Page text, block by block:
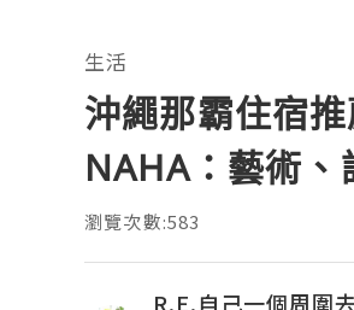
生活
沖繩那霸住宿
NAHA：藝術
瀏覽次數:583
R.E.自己一個周圍去